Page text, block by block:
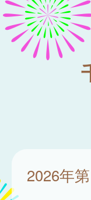
2026年